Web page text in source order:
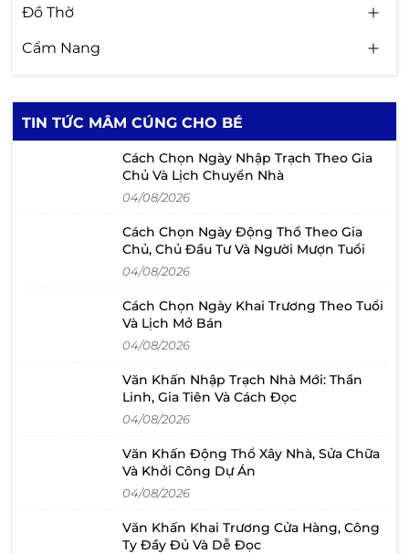
Đồ Thờ
Cẩm Nang
TIN TỨC MÂM CÚNG CHO BÉ
Cách Chọn Ngày Nhập Trạch Theo Gia
Chủ Và Lịch Chuyển Nhà
04/08/2026
Cách Chọn Ngày Động Thổ Theo Gia
Chủ, Chủ Đầu Tư Và Người Mượn Tuổi
04/08/2026
Cách Chọn Ngày Khai Trương Theo Tuổi
Và Lịch Mở Bán
04/08/2026
Văn Khấn Nhập Trạch Nhà Mới: Thần
Linh, Gia Tiên Và Cách Đọc
04/08/2026
Văn Khấn Động Thổ Xây Nhà, Sửa Chữa
Và Khởi Công Dự Án
04/08/2026
Văn Khấn Khai Trương Cửa Hàng, Công
Ty Đầy Đủ Và Dễ Đọc